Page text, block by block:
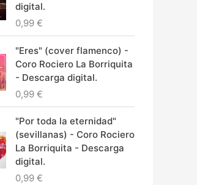
digital.
0,99 €
"Eres" (cover flamenco) -
Coro Rociero La Borriquita
- Descarga digital.
0,99 €
"Por toda la eternidad"
(sevillanas) - Coro Rociero
La Borriquita - Descarga
digital.
0,99 €